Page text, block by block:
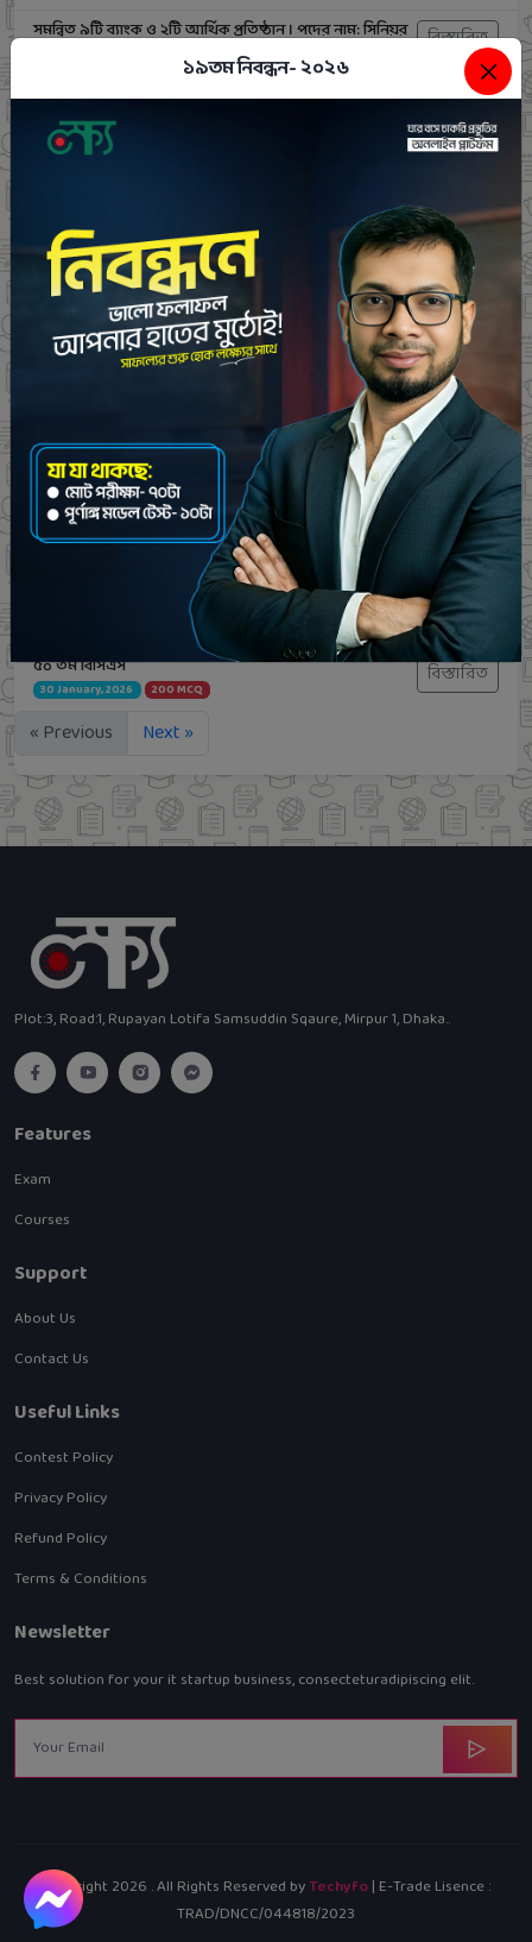
সমন্বিত ৯টি ব্যাংক ও ২টি আর্থিক প্রতিষ্ঠান । পদের নাম: সিনিয়র
বিস্তারিত
নৌ-পরিবহন কর্পোরেশন।পদের নাম: অফিস সহকারী কাম
কম্পিউটার মুদ্রাক্ষরিক (১৫.০৫.২৬)
বিস্তারিত
পিএসসি (শ্রম ও কর্মসংস্থান মন্ত্রণালয়)। পদের নাম: শ্রম পরিদর্শক
(১১.০৫.২৬)
11 May, 2026 102 MCQ
বিস্তারিত
ভূমি মন্ত্রণালয়। পদের নাম: অফিস সহকারী কাম-কম্পিউটার
মুদ্রাক্ষরিক (১১.০৪.২০২৬)
11 April, 2026 100 MCQ
বিস্তারিত
ভূমি জরিপ অধিদপ্তর। পদ: সহকারী জরিপ কর্মকর্তা (৭/৪/২৬) বিস্তারিত
পোস্টমাস্টার জেনারেল এর কার্যালয় ,রাজশাহী। পদের নাম:
পোস্টম্যান( ২৭.০৩.২৬)
27 March, 2026 80 MCQ
বিস্তারিত
combined bank officer general 31-1-26 বিস্তারিত
combined bank officer cash 31-1-26
100 MCQ
বিস্তারিত
৫০ তম বিসিএস
30 January, 2026 200 MCQ
বিস্তারিত
« Previous Next »
Plot:3, Road:1, Rupayan Lotifa Samsuddin Sqaure, Mirpur 1, Dhaka..
Features
Exam
Courses
Support
About Us
Contact Us
Useful Links
Contest Policy
Privacy Policy
Refund Policy
Terms & Conditions
Newsletter
Best solution for your it startup business, consecteturadipiscing elit.
Copyright 2026 . All Rights Reserved byTechyfo| E-Trade Lisence :
TRAD/DNCC/044818/2023
১৯তম নিবন্ধন- ২০২৬